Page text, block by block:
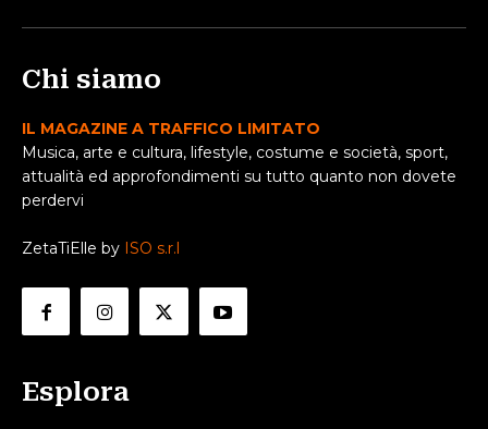
Chi siamo
IL MAGAZINE A TRAFFICO LIMITATO
Musica, arte e cultura, lifestyle, costume e società, sport,
attualità ed approfondimenti su tutto quanto non dovete
perdervi
ZetaTiElle by ISO s.r.l
Esplora